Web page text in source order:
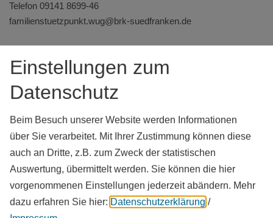
Telefon 09141 8699-46
familienstuetzpunkt.wug@brk-suedfranken.de
Downloads
Flyer Familienstützpunkte in Altmühlfranken Stand: 09/2024
(1,9 MB)
Einstellungen zum
Datenschutz
Beim Besuch unserer Website werden Informationen
über Sie verarbeitet. Mit Ihrer Zustimmung können diese
auch an Dritte, z.B. zum Zweck der statistischen
Auswertung, übermittelt werden. Sie können die hier
vorgenommenen Einstellungen jederzeit abändern. Mehr
dazu erfahren Sie hier: Datenschutzerklärung /